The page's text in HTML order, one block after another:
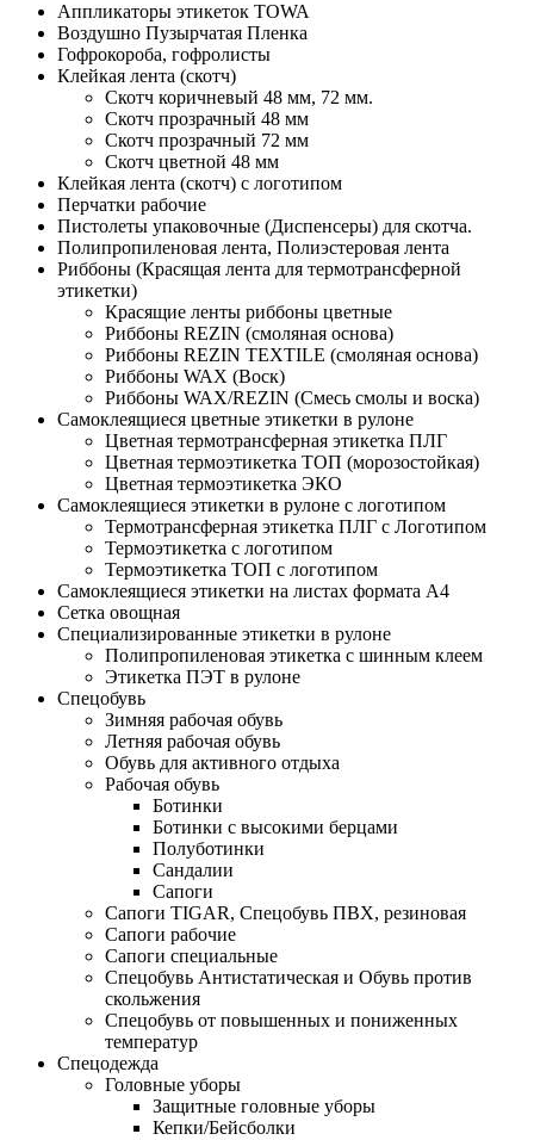
Аппликаторы этикеток TOWA
Воздушно Пузырчатая Пленка
Гофрокороба, гофролисты
Клейкая лента (скотч)
Скотч коричневый 48 мм, 72 мм.
Скотч прозрачный 48 мм
Скотч прозрачный 72 мм
Скотч цветной 48 мм
Клейкая лента (скотч) с логотипом
Перчатки рабочие
Пистолеты упаковочные (Диспенсеры) для скотча.
Полипропиленовая лента, Полиэстеровая лента
Риббоны (Красящая лента для термотрансферной
этикетки)
Красящие ленты риббоны цветные
Риббоны REZIN (смоляная основа)
Риббоны REZIN TEXTILE (смоляная основа)
Риббоны WAX (Воск)
Риббоны WAX/REZIN (Смесь смолы и воска)
Самоклеящиеся цветные этикетки в рулоне
Цветная термотрансферная этикетка ПЛГ
Цветная термоэтикетка ТОП (морозостойкая)
Цветная термоэтикетка ЭКО
Самоклеящиеся этикетки в рулоне с логотипом
Термотрансферная этикетка ПЛГ с Логотипом
Термоэтикетка с логотипом
Термоэтикетка ТОП с логотипом
Самоклеящиеся этикетки на листах формата А4
Сетка овощная
Специализированные этикетки в рулоне
Полипропиленовая этикетка с шинным клеем
Этикетка ПЭТ в рулоне
Спецобувь
Зимняя рабочая обувь
Летняя рабочая обувь
Обувь для активного отдыха
Рабочая обувь
Ботинки
Ботинки с высокими берцами
Полуботинки
Сандалии
Сапоги
Сапоги TIGAR, Спецобувь ПВХ, резиновая
Сапоги рабочие
Сапоги специальные
Спецобувь Антистатическая и Обувь против
скольжения
Спецобувь от повышенных и пониженных
температур
Спецодежда
Головные уборы
Защитные головные уборы
Кепки/Бейсболки